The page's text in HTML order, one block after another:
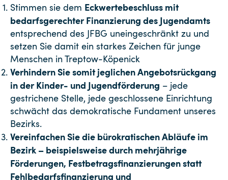
Stimmen sie dem Eckwertebeschluss mit
bedarfsgerechter Finanzierung des Jugendamts
entsprechend des JFBG uneingeschränkt zu und
setzen Sie damit ein starkes Zeichen für junge
Menschen in Treptow-Köpenick
Verhindern Sie somit jeglichen Angebotsrückgang
in der Kinder- und Jugendförderung – jede
gestrichene Stelle, jede geschlossene Einrichtung
schwächt das demokratische Fundament unseres
Bezirks.
Vereinfachen Sie die bürokratischen Abläufe im
Bezirk – beispielsweise durch mehrjährige
Förderungen, Festbetragsfinanzierungen statt
Fehlbedarfsfinanzierung und